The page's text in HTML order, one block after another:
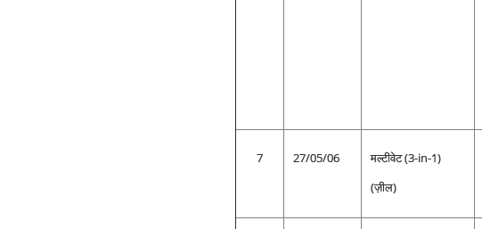
7 27/05/06
मल्टीवेट (3-in-1)
(ज़ील)